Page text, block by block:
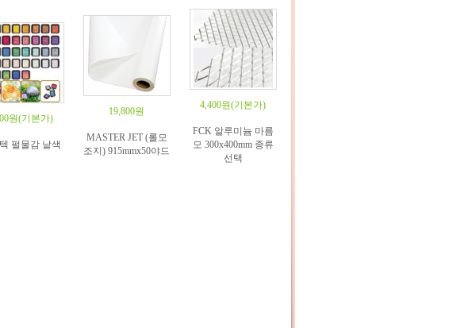
원(기본가)
펄물감 낱색
19,800원
MASTER JET (롤모
조지) 915mmx50야드
4,400원(기본가)
FCK 알루미늄 마름
모 300x400mm 종류
선택